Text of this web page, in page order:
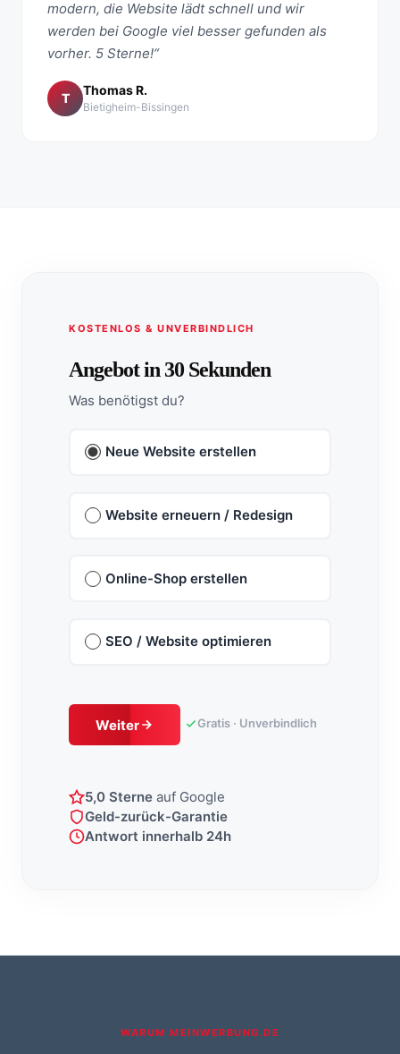
modern, die Website lädt schnell und wir
werden bei Google viel besser gefunden als
vorher. 5 Sterne!“
T
Thomas R.
Bietigheim-Bissingen
KOSTENLOS & UNVERBINDLICH
Angebot in 30 Sekunden
Was benötigst du?
Neue Website erstellen
Website erneuern / Redesign
Online-Shop erstellen
SEO / Website optimieren
Weiter Gratis · Unverbindlich
5,0 Sterne auf Google
Geld-zurück-Garantie
Antwort innerhalb 24h
WARUM MEINWERBUNG.DE